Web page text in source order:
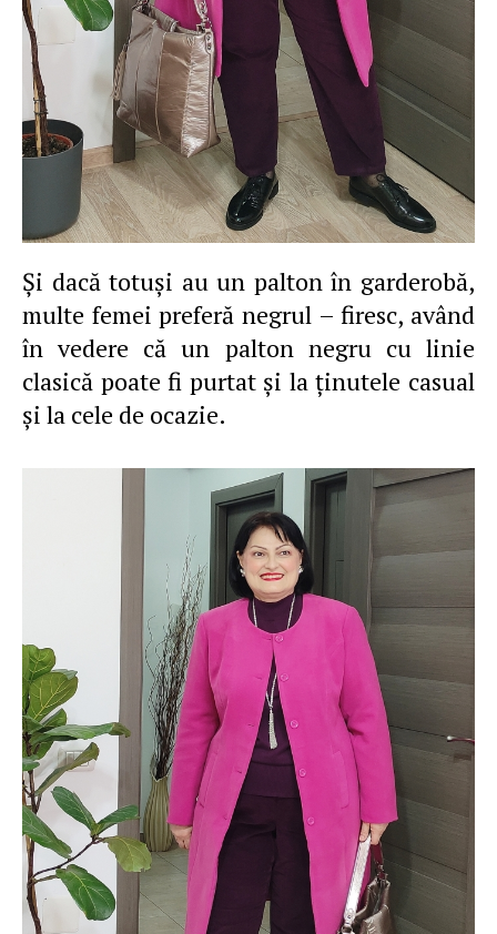
Şi dacă totuşi au un palton în garderobă,
multe femei preferă negrul – firesc, având
în vedere că un palton negru cu linie
clasică poate fi purtat şi la ţinutele casual
şi la cele de ocazie.